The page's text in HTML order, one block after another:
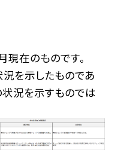
在のものです。
を示したものであ
状況を示すものでは